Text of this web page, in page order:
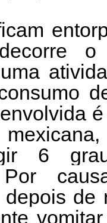
6
Por
depois de